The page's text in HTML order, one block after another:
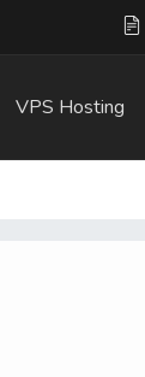
VPS Hosting